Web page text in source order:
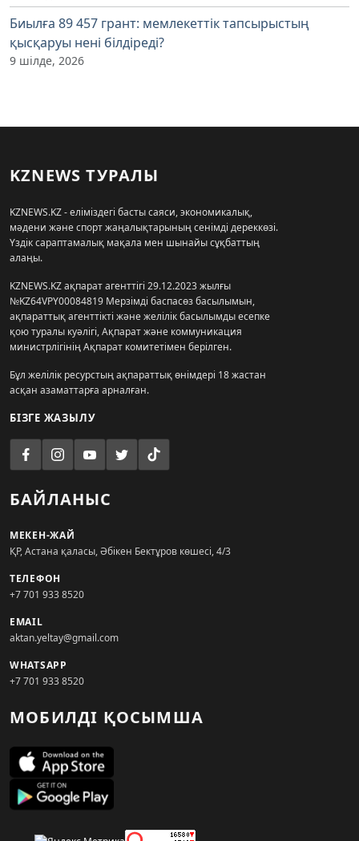
Биылға 89 457 грант: мемлекеттік тапсырыстың
қысқаруы нені білдіреді?
9 шілде, 2026
KZNEWS ТУРАЛЫ
KZNEWS.KZ - еліміздегі басты саяси, экономикалық,
мәдени және спорт жаңалықтарының сенімді дереккөзі.
Үздік сараптамалық мақала мен шынайы сұқбаттың
алаңы.
KZNEWS.KZ ақпарат агенттігі 29.12.2023 жылғы
№KZ64VPY00084819 Мерзімді баспасөз басылымын,
ақпараттық агенттікті және желілік басылымды есепке
қою туралы куәлігі, Ақпарат және коммуникация
министрлігінің Ақпарат комитетімен берілген.
Бұл желілік ресурстың ақпараттық өнімдері 18 жастан
асқан азаматтарға арналған.
БІЗГЕ ЖАЗЫЛУ
БАЙЛАНЫС
МЕКЕН-ЖАЙ
ҚР, Астана қаласы, Әбікен Бектұров көшесі, 4/3
ТЕЛЕФОН
+7 701 933 8520
EMAIL
aktan.yeltay@gmail.com
WHATSAPP
+7 701 933 8520
МОБИЛДІ ҚОСЫМША